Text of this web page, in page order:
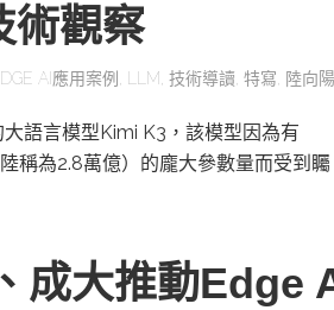
術觀察
AI應用案例 LLM 技術導讀 特寫 陸向陽
語言模型Kimi K3，該模型因為有
稱為2.8萬億）的龐大參數量而受到矚
成大推動Edge